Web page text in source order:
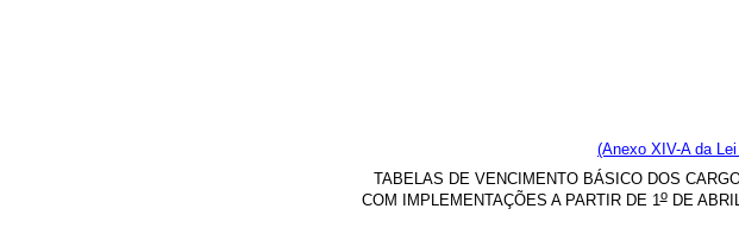
(Anexo XIV-A da Lei
TABELAS DE VENCIMENTO BÁSICO DOS
COM IMPLEMENTAÇÕES A PARTIR DE 1oDE